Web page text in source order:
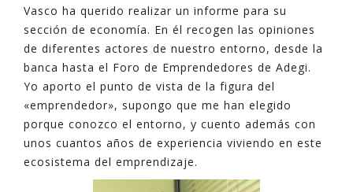
Vasco ha querido realizar un informe para su
sección de economía. En él recogen las opiniones
de diferentes actores de nuestro entorno, desde la
banca hasta el Foro de Emprendedores de Adegi.
Yo aporto el punto de vista de la figura del
«emprendedor», supongo que me han elegido
porque conozco el entorno, y cuento además con
unos cuantos años de experiencia viviendo en este
ecosistema del emprendizaje.